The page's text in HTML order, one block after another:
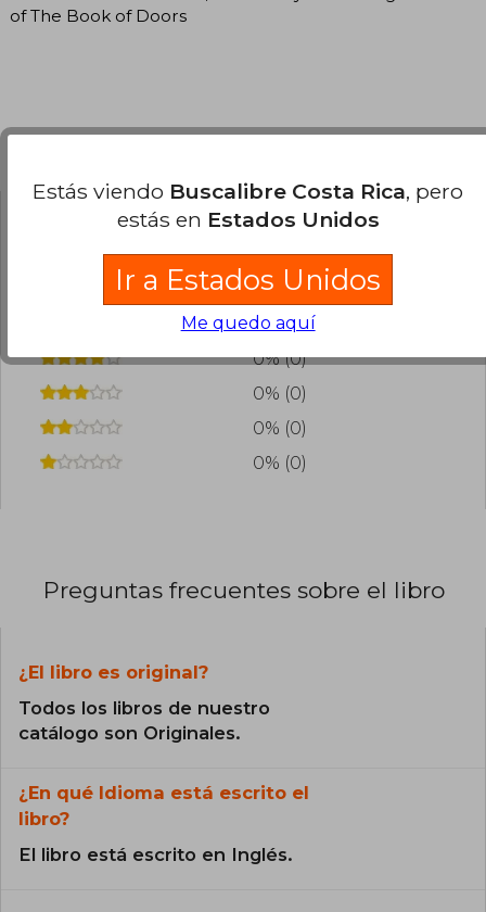
of The Book of Doors
agregar tu propia evaluación.
0% (0)
0% (0)
0% (0)
0% (0)
0% (0)
Preguntas frecuentes sobre el libro
¿El libro es original?
Todos los libros de nuestro
catálogo son Originales.
¿En qué Idioma está escrito el
libro?
El libro está escrito en Inglés.
Estás viendo Buscalibre Costa Rica, pero
estás en Estados Unidos
Ir a Estados Unidos
Me quedo aquí